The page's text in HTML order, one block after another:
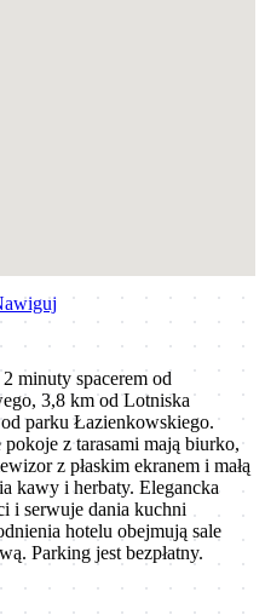
minuty spacerem od
3,8 km od Lotniska
parku Łazienkowskiego.
z tarasami mają biurko,
z płaskim ekranem i małą
kawy i herbaty. Elegancka
i serwuje dania kuchni
hotelu obejmują sale
Parking jest bezpłatny.